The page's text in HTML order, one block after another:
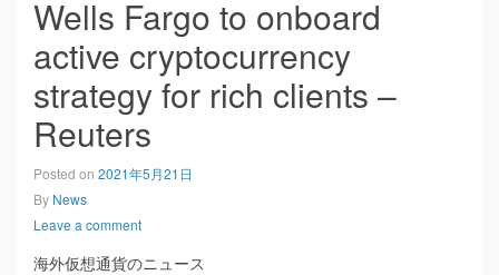
Wells Fargo to onboard
active cryptocurrency
strategy for rich clients –
Reuters
Posted on 2021年5月21日
By News
Leave a comment
海外仮想通貨のニュース